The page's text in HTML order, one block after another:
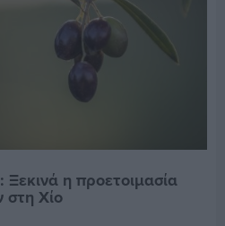
η προετοιμασία
Χίο